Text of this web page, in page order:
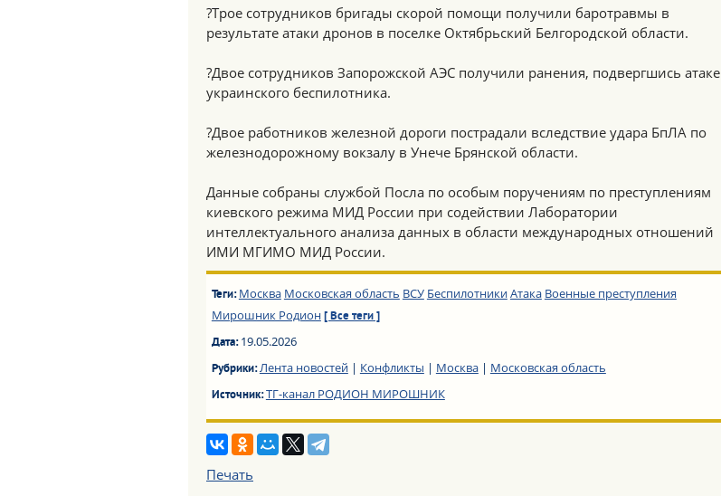
?Трое сотрудников бригады скорой помощи получили баротравмы в
результате атаки дронов в поселке Октябрьский Белгородской области.
?Двое сотрудников Запорожской АЭС получили ранения, подвергшись атаке
украинского беспилотника.
?Двое работников железной дороги пострадали вследствие удара БпЛА по
железнодорожному вокзалу в Унече Брянской области.
Данные собраны службой Посла по особым поручениям по преступлениям
киевского режима МИД России при содействии Лаборатории
интеллектуального анализа данных в области международных отношений
ИМИ МГИМО МИД России.
Теги: Москва Московская область ВСУ БеспилотникиАтака Военные преступления
Мирошник Родион [ Все теги ]
Дата:19.05.2026
Рубрики:Лента новостей| Конфликты | Москва| Московская область
Источник:ТГ-канал РОДИОН МИРОШНИК
Печать